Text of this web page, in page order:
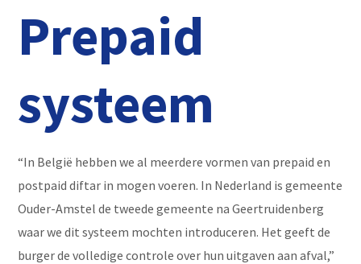
Prepaid
systeem
“In België hebben we al meerdere vormen van prepaid en
postpaid diftar in mogen voeren. In Nederland is gemeente
Ouder-Amstel de tweede gemeente na Geertruidenberg
waar we dit systeem mochten introduceren. Het geeft de
burger de volledige controle over hun uitgaven aan afval,”